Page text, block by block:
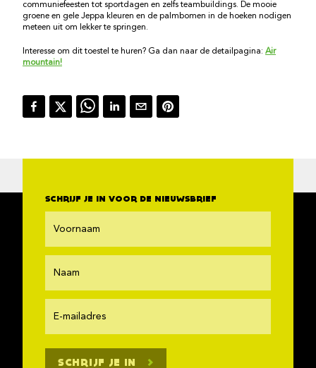
communiefeesten tot sportdagen en zelfs teambuildings. De mooie
groene en gele Jeppa kleuren en de palmbomen in de hoeken nodigen
meteen uit om lekker te springen.
Interesse om dit toestel te huren? Ga dan naar de detailpagina: Air
mountain!
SCHRIJF JE IN VOOR DE NIEUWSBRIEF
SCHRIJF JE IN